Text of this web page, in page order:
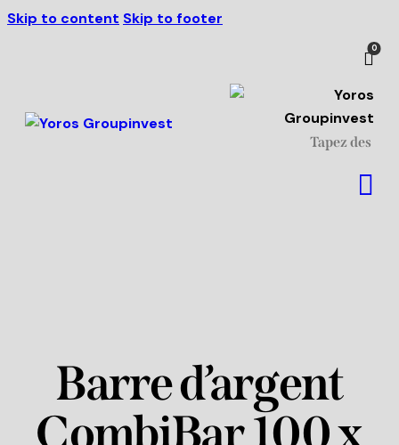
Skip to content Skip to footer
0
Barre d’argent
CombiBar 100 x
Livraison à partir de 500 €